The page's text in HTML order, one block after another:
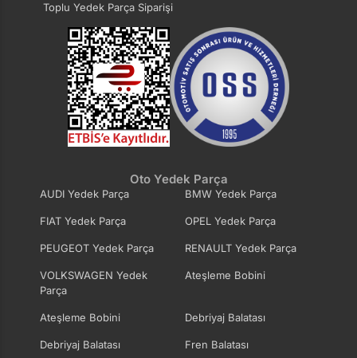
Toplu Yedek Parça Siparişi
Oto Yedek Parça
AUDI Yedek Parça BMW Yedek Parça
FIAT Yedek Parça OPEL Yedek Parça
PEUGEOT Yedek Parça RENAULT Yedek Parça
VOLKSWAGEN Yedek
Parça
Ateşleme Bobini
Ateşleme Bobini Debriyaj Balatası
Debriyaj Balatası Fren Balatası